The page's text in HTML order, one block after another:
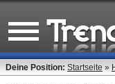
Deine Position: Startseite »